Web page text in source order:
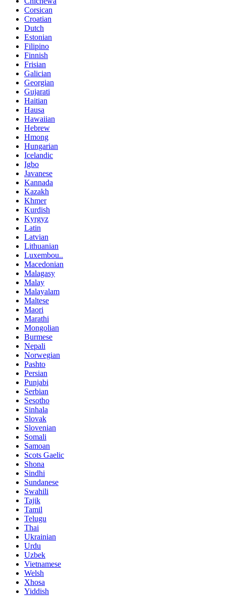
Corsican
Croatian
Dutch
Estonian
Filipino
Finnish
Frisian
Galician
Georgian
Gujarati
Haitian
Hausa
Hawaiian
Hebrew
Hmong
Hungarian
Icelandic
Igbo
Javanese
Kannada
Kazakh
Khmer
Kurdish
Kyrgyz
Latin
Latvian
Lithuanian
Luxembou..
Macedonian
Malagasy
Malay
Malayalam
Maltese
Maori
Marathi
Mongolian
Burmese
Nepali
Norwegian
Pashto
Persian
Punjabi
Serbian
Sesotho
Sinhala
Slovak
Slovenian
Somali
Samoan
Scots Gaelic
Shona
Sindhi
Sundanese
Swahili
Tajik
Tamil
Telugu
Thai
Ukrainian
Urdu
Uzbek
Vietnamese
Welsh
Xhosa
Yiddish